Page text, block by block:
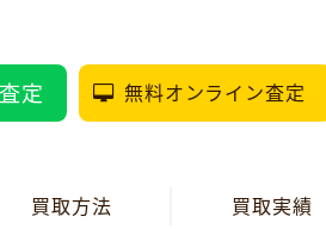
定 無料オンライン査定
買取方法 買取実績